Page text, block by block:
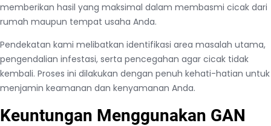
memberikan hasil yang maksimal dalam membasmi cicak dari
rumah maupun tempat usaha Anda.
Pendekatan kami melibatkan identifikasi area masalah utama,
pengendalian infestasi, serta pencegahan agar cicak tidak
kembali. Proses ini dilakukan dengan penuh kehati-hatian untuk
menjamin keamanan dan kenyamanan Anda.
Keuntungan Menggunakan GAN